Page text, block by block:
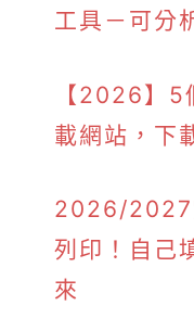
工具－可分
【2026】5
載網站，下
2026/2027
列印！自己
來